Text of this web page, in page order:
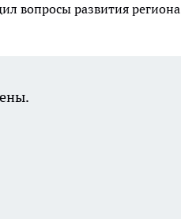
вопросы развития региона